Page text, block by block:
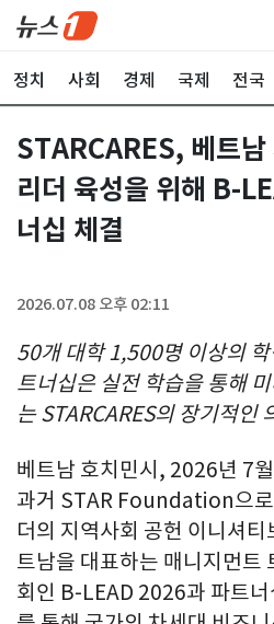
정치 사회 경제 국제 전국
STARCARES, 베트남
리더 육성을 위해 B-
너십 체결
2026.07.08 오후 02:11
50개 대학1,500명 이상의
트너십은 실전 학습을 통해
는STARCARES의 장기적인
베트남 호치민시 , 2026년 7
과거 STAR Foundation으로
더의 지역사회 공헌 이니셔티
트남을 대표하는 매니지먼트
회인 B-LEAD 2026과 파트너